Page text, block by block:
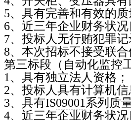
5、具有完善和有效的
6、近三年企业财务状况
7、投标人无行贿犯罪记
8、本次招标不接受联合
第三标段（自动化监控
1 、具有独立法人资格；
2、投标人具有计算机
3、具有IS09001 系列质
4、近三年企业财务状况